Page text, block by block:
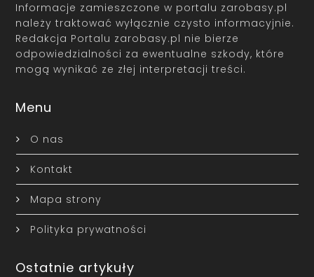
Informacje zamieszczone w portalu zarobasy.pl
należy traktować wyłącznie czysto informacyjnie.
Redakcja Portalu zarobasy.pl nie bierze
odpowiedzialności za ewentualne szkody, które
mogą wynikać ze złej interpretacji treści.
Menu
O nas
Kontakt
Mapa strony
Polityka prywatności
Ostatnie artykuły